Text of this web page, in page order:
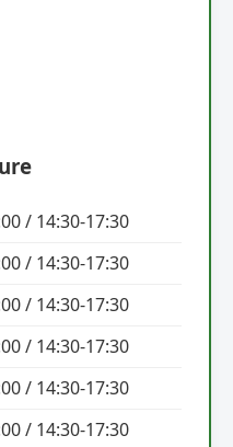
/ 14:30-17:30
/ 14:30-17:30
/ 14:30-17:30
/ 14:30-17:30
/ 14:30-17:30
/ 14:30-17:30